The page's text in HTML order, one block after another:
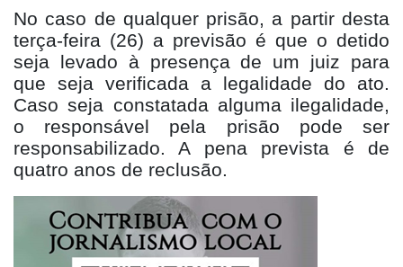
No caso de qualquer prisão, a partir desta
terça-feira (26) a previsão é que o detido
seja levado à presença de um juiz para
que seja verificada a legalidade do ato.
Caso seja constatada alguma ilegalidade,
o responsável pela prisão pode ser
responsabilizado. A pena prevista é de
quatro anos de reclusão.